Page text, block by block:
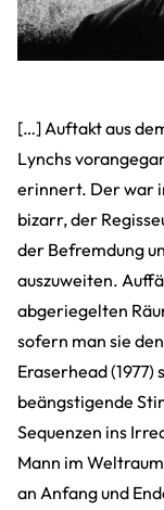
[…] Auftakt aus
Lynchs
erinnert. Der war
bizarr, der
der Befremdung
auszuweiten.
abgeriegelten
sofern man sie
Eraserhead
beängstigende
Sequenzen ins
Mann im
an Anfang und